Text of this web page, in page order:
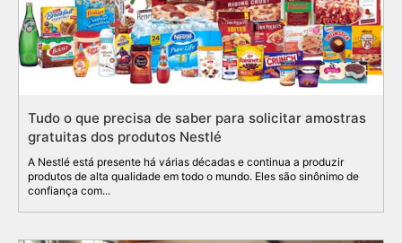
Tudo o que precisa de saber para solicitar amostras
gratuitas dos produtos Nestlé
A Nestlé está presente há várias décadas e continua a produzir
produtos de alta qualidade em todo o mundo. Eles são sinônimo de
confiança com...